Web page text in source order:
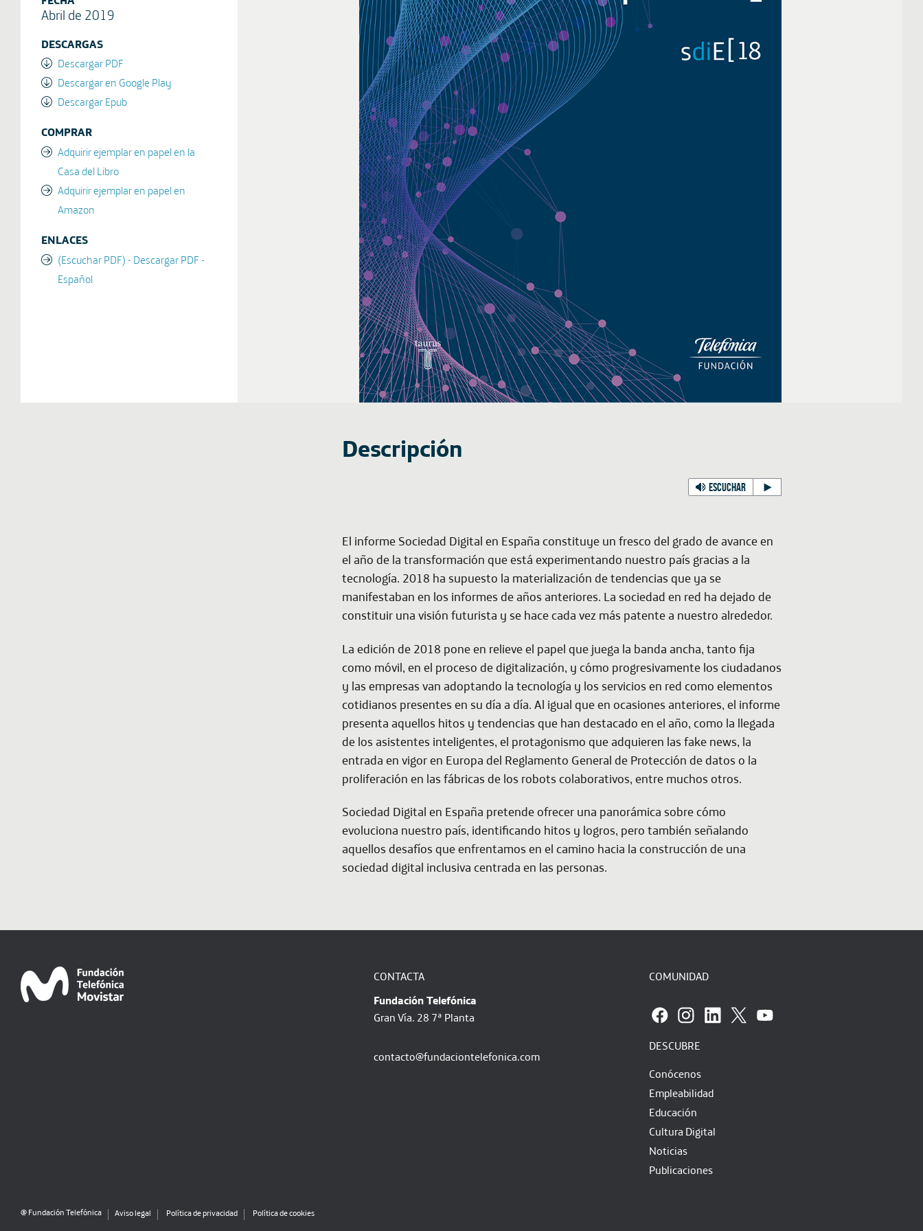
Abril de 2019
DESCARGAS
Descargar PDF
Descargar en Google Play
Descargar Epub
COMPRAR
Adquirir ejemplar en papel en la
Casa del Libro
Adquirir ejemplar en papel en
Amazon
ENLACES
(Escuchar PDF) - Descargar PDF -
Español
Descripción
ESCUCHAR
El informe Sociedad Digital en España constituye un fresco del grado de avance en
el año de la transformación que está experimentando nuestro país gracias a la
tecnología. 2018 ha supuesto la materialización de tendencias que ya se
manifestaban en los informes de años anteriores. La sociedad en red ha dejado de
constituir una visión futurista y se hace cada vez más patente a nuestro alrededor.
La edición de 2018 pone en relieve el papel que juega la banda ancha, tanto fija
como móvil, en el proceso de digitalización, y cómo progresivamente los ciudadanos
y las empresas van adoptando la tecnología y los servicios en red como elementos
cotidianos presentes en su día a día. Al igual que en ocasiones anteriores, el informe
presenta aquellos hitos y tendencias que han destacado en el año, como la llegada
de los asistentes inteligentes, el protagonismo que adquieren las fake news, la
entrada en vigor en Europa del Reglamento General de Protección de datos o la
proliferación en las fábricas de los robots colaborativos, entre muchos otros.
Sociedad Digital en España pretende ofrecer una panorámica sobre cómo
evoluciona nuestro país, identificando hitos y logros, pero también señalando
aquellos desafíos que enfrentamos en el camino hacia la construcción de una
sociedad digital inclusiva centrada en las personas.
CONTACTA
Fundación Telefónica
Gran Vía. 28 7ª Planta
contacto@fundaciontelefonica.com
COMUNIDAD
DESCUBRE
Conócenos
Empleabilidad
Educación
Cultura Digital
Noticias
Publicaciones
@ Fundación Telefónica Aviso legal Política de privacidad Política de cookies